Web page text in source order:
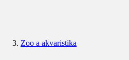
Zoo a akvaristika